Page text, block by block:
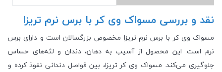
نقد و بررسی مسواک وی کر با برس نرم تریزا
مسواک وی کر با برس نرم تریزا مخصوص بزرگسالان است و دارای برس
نرم است. این محصول از آسیب به دهان، دندان و لثه‌های حساس
جلوگیری می‌کند. مسواک وی کر تریزا، بین فواصل دندانی نفوذ کرده و